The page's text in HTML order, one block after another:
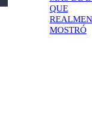
QUE
MOSTRÓ